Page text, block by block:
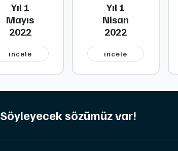
Yıl 1
Mayıs
2022
i̇ncele
Yıl 1
Nisan
2022
i̇ncele
Söyleyecek sözümüz var!